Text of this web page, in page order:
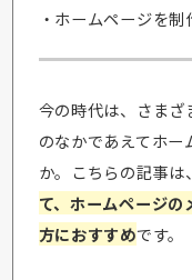
・ホームページを
今の時代は、さまざ
のなかであえてホ
か。こちらの記事は、
て、ホームページ
方におすすめです。